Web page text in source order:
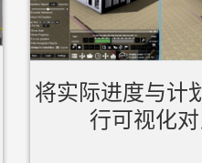
将实际进度与计
行可视化